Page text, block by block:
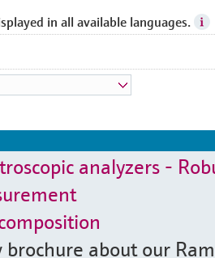
in all available languages.
analyzers -
about our